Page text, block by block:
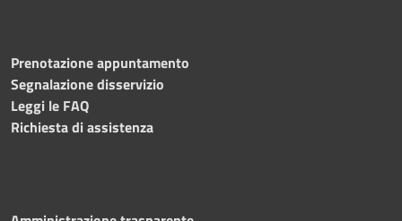
Prenotazione appuntamento
Segnalazione disservizio
Leggi le FAQ
Richiesta di assistenza